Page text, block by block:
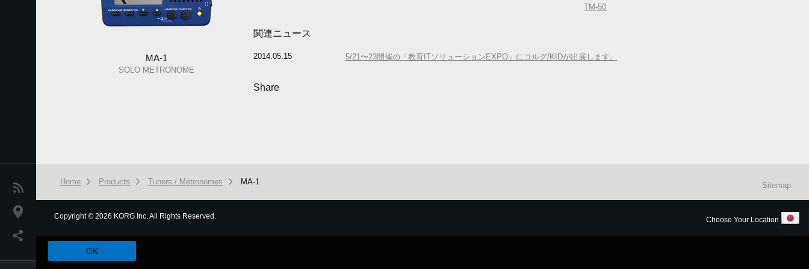
News
Location
MA-1
SOLO METRONOME
TM-50
関連ニュース
2014.05.15 5/21〜23開催の「教育ITソリューションEXPO」にコルグ/KIDが出展します。
Share
Home Products Tuners / Metronomes MA-1 Sitemap
Copyright© 2026 KORG Inc. All Rights Reserved. Choose Your Location
OK